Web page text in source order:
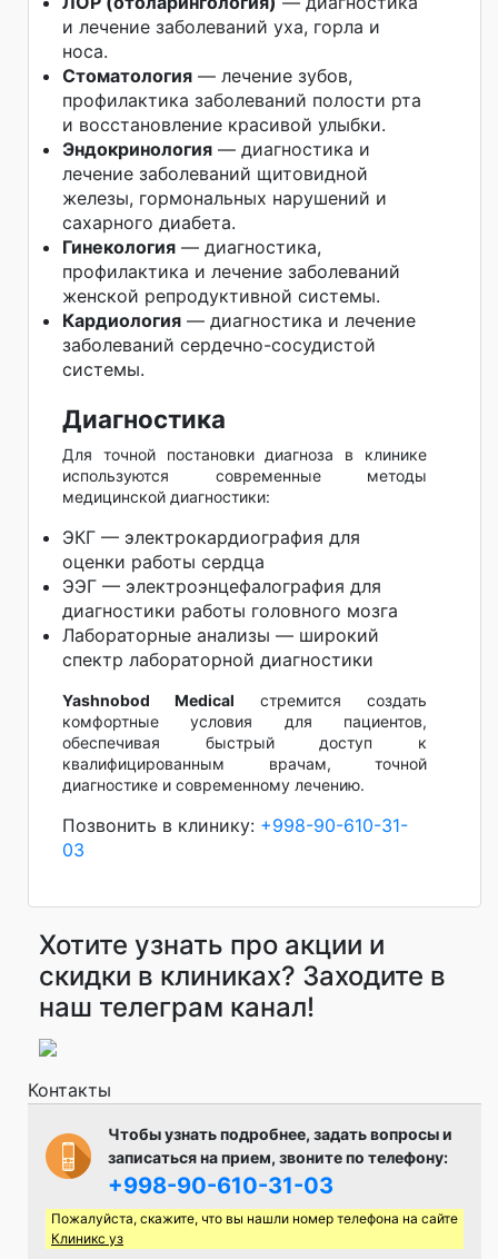
и лечение заболеваний уха, горла и
носа.
Стоматология — лечение зубов,
профилактика заболеваний полости рта
и восстановление красивой улыбки.
Эндокринология — диагностика и
лечение заболеваний щитовидной
железы, гормональных нарушений и
сахарного диабета.
Гинекология — диагностика,
профилактика и лечение заболеваний
женской репродуктивной системы.
Кардиология — диагностика и лечение
заболеваний сердечно-сосудистой
системы.
Диагностика
Для точной постановки диагноза в клинике
используются современные методы
медицинской диагностики:
ЭКГ — электрокардиография для
оценки работы сердца
ЭЭГ — электроэнцефалография для
диагностики работы головного мозга
Лабораторные анализы — широкий
спектр лабораторной диагностики
Yashnobod Medical стремится создать
комфортные условия для пациентов,
обеспечивая быстрый доступ к
квалифицированным врачам, точной
диагностике и современному лечению.
Позвонить в клинику: +998-90-610-31-
03
Хотите узнать про акции и
скидки в клиниках? Заходите в
наш телеграм канал!
Контакты
Чтобы узнать подробнее, задать вопросы и
записаться на прием, звоните по телефону:
+998-90-610-31-03
Пожалуйста, скажите, что вы нашли номер телефона на сайте
Клиникс уз